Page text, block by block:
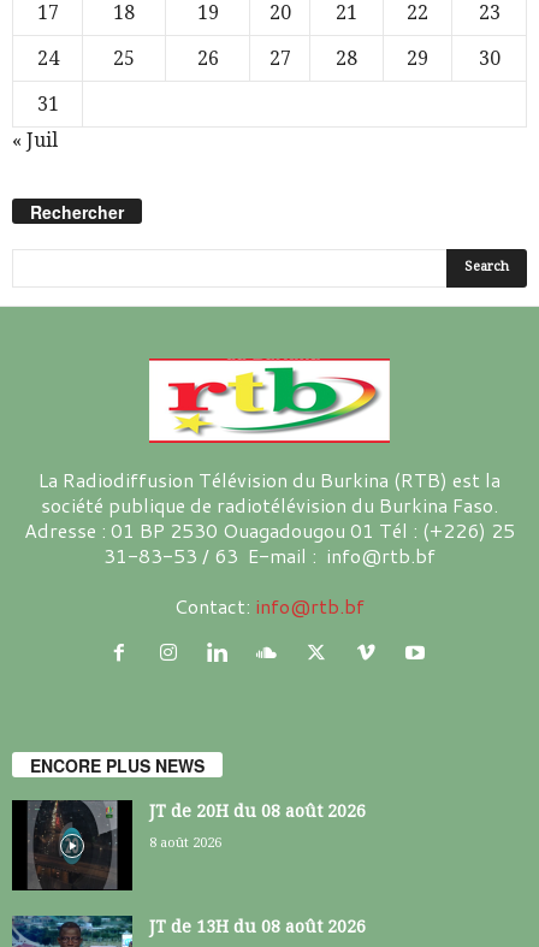
17
18 19 20 21 22
23
24
25 26 27 28 29
30
31
« Juil
Rechercher
La Radiodiffusion Télévision du Burkina (RTB) est la
société publique de radiotélévision du Burkina Faso.
Adresse : 01 BP 2530 Ouagadougou 01 Tél : (+226) 25
31-83-53 / 63 E-mail : info@rtb.bf
Contact: info@rtb.bf
ENCORE PLUS NEWS
JT de 20H du 08 août 2026
8 août 2026
JT de 13H du 08 août 2026